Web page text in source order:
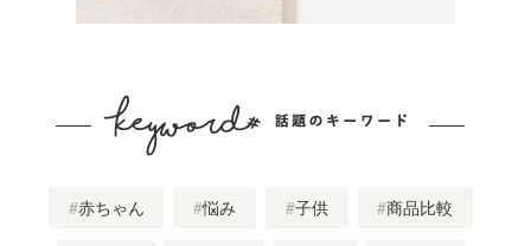
赤ちゃん 悩み 子供 商品比較